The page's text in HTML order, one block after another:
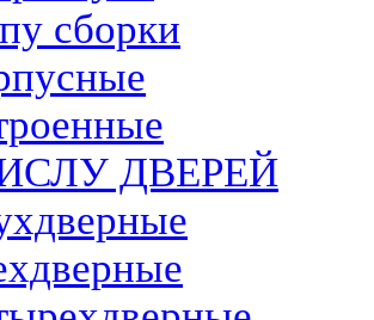
сборки
ДВЕРЕЙ